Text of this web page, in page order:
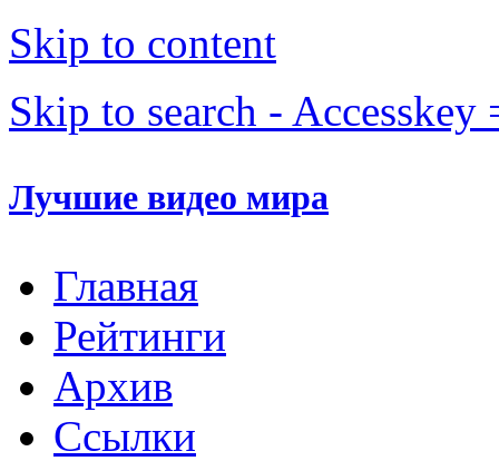
Skip to content
Skip to search - Accesskey
Лучшие видео мира
Главная
Рейтинги
Архив
Ссылки